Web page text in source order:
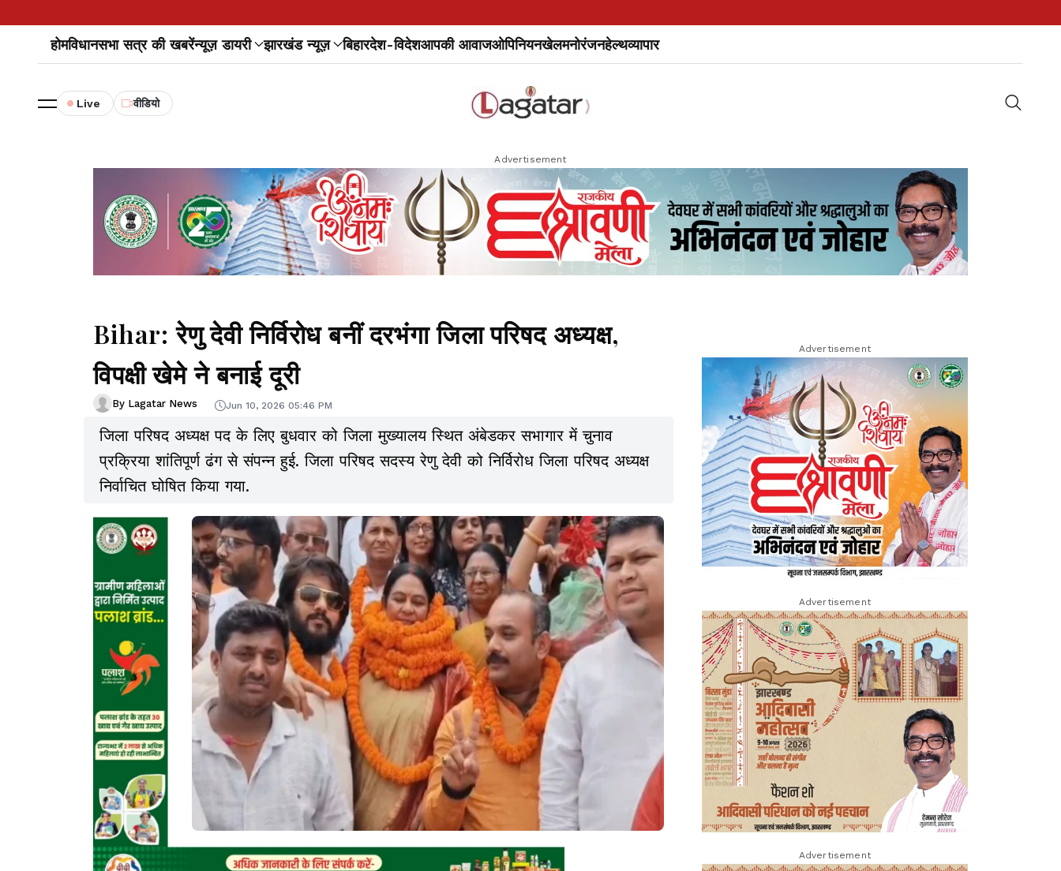
होमविधानसभा सत्र की खबरेंन्यूज़ डायरी झारखंड न्यूज़ बिहारदेश-विदेशआपकी आवाजओपिनियनखेलमनोरंजनहेल्थव्यापार
Live वीडियो
Advertisement
Bihar: रेणु देवी निर्विरोध बनीं दरभंगा जिला परिषद अध्यक्ष,
विपक्षी खेमे ने बनाई दूरी
By Lagatar News Jun 10, 2026 05:46 PM
जिला परिषद अध्यक्ष पद के लिए बुधवार को जिला मुख्यालय स्थित अंबेडकर सभागार में चुनाव
प्रक्रिया शांतिपूर्ण ढंग से संपन्न हुई. जिला परिषद सदस्य रेणु देवी को निर्विरोध जिला परिषद अध्यक्ष
निर्वाचित घोषित किया गया.
Advertisement
Advertisement
Advertisement